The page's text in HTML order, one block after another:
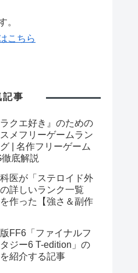
。
こちら
記事
ラクエ好き』のための
メフリーゲームラン
| 名作フリーゲーム
徹底解説
医が「ステロイド外
詳しいランク一覧
作った【強さ＆副作
FF6「ファイナルフ
ジー6 T-edition」の
紹介する記事